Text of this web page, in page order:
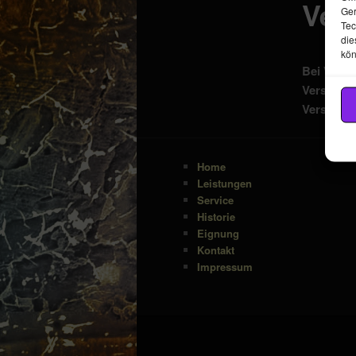
Bei
Home
Leistungen
Service
Historie
Eignung
Kontakt
Impressum